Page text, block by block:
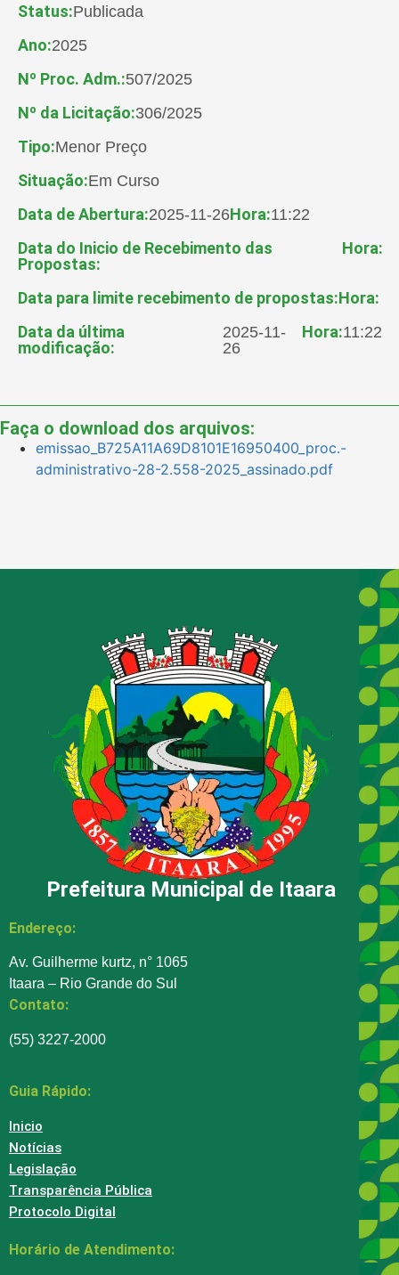
Status:Publicada
Ano:2025
Nº Proc. Adm.:507/2025
Nº da Licitação:306/2025
Tipo:Menor Preço
Situação:Em Curso
Data de Abertura:2025-11-26Hora:11:22
Data do Inicio de Recebimento das
Propostas:
Hora:
Data para limite recebimento de propostas:Hora:
Data da última
modificação:
2025-11-
26
Hora:11:22
Faça o download dos arquivos:
emissao_B725A11A69D8101E16950400_proc.-
administrativo-28-2.558-2025_assinado.pdf
Prefeitura Municipal de Itaara
Endereço:
Av. Guilherme kurtz, n° 1065
Itaara – Rio Grande do Sul
Contato:
(55) 3227-2000
Guia Rápido:
Inicio
Notícias
Legislação
Transparência Pública
Protocolo Digital
Horário de Atendimento: